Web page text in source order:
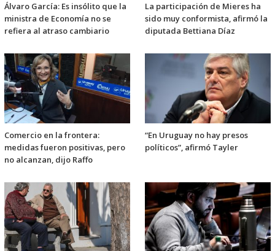
Álvaro García: Es insólito que la
ministra de Economía no se
refiera al atraso cambiario
La participación de Mieres ha
sido muy conformista, afirmó la
diputada Bettiana Díaz
Comercio en la frontera:
medidas fueron positivas, pero
no alcanzan, dijo Raffo
“En Uruguay no hay presos
políticos”, afirmó Tayler